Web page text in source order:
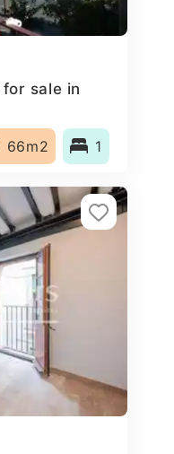
sale in
66m2 1